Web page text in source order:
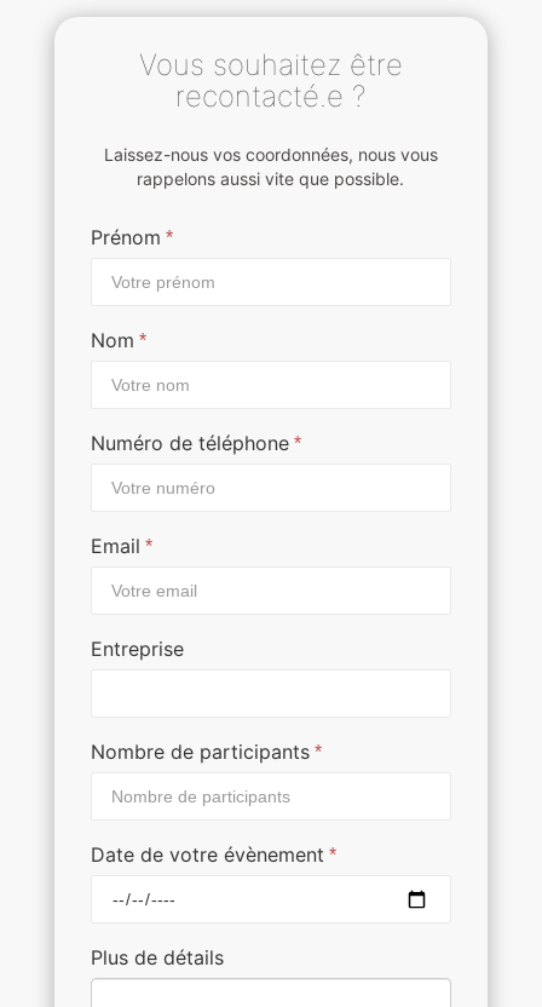
Vous souhaitez être
recontacté.e ?
Laissez-nous vos coordonnées, nous vous
rappelons aussi vite que possible.
Prénom *
Nom *
Numéro de téléphone *
Email *
Entreprise
Nombre de participants *
Date de votre évènement *
Plus de détails